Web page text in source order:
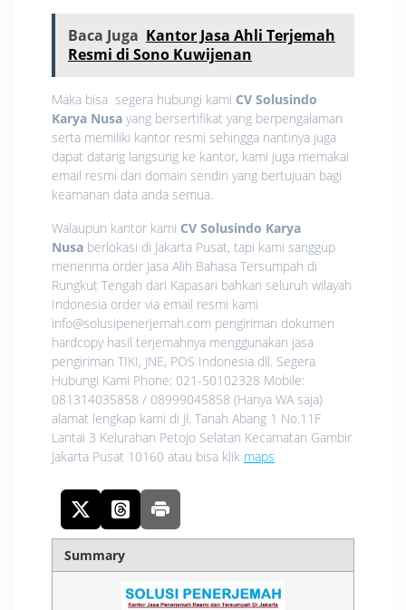
Baca Juga Kantor Jasa Ahli Terjemah
Resmi di Sono Kuwijenan
Maka bisa segera hubungi kami CV Solusindo
Karya Nusa yang bersertifikat yang berpengalaman
serta memiliki kantor resmi sehingga nantinya juga
dapat datang langsung ke kantor, kami juga memakai
email resmi dari domain sendiri yang bertujuan bagi
keamanan data anda semua.
Walaupun kantor kami CV Solusindo Karya
Nusa berlokasi di Jakarta Pusat, tapi kami sanggup
menerima order Jasa Alih Bahasa Tersumpah di
Rungkut Tengah dari Kapasari bahkan seluruh wilayah
Indonesia order via email resmi kami
info@solusipenerjemah.com pengiriman dokumen
hardcopy hasil terjemahnya menggunakan jasa
pengiriman TIKI, JNE, POS Indonesia dll. Segera
Hubungi Kami Phone: 021-50102328 Mobile:
081314035858 / 08999045858 (Hanya WA saja)
alamat lengkap kami di Jl. Tanah Abang 1 No.11F
Lantai 3 Kelurahan Petojo Selatan Kecamatan Gambir
Jakarta Pusat 10160 atau bisa klik maps
Summary